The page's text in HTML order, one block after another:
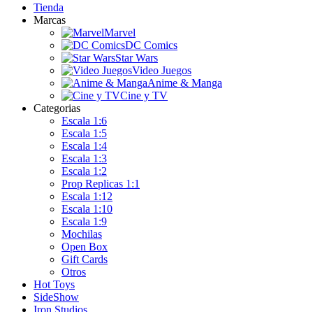
Tienda
Marcas
Marvel
DC Comics
Star Wars
Video Juegos
Anime & Manga
Cine y TV
Categorias
Escala 1:6
Escala 1:5
Escala 1:4
Escala 1:3
Escala 1:2
Prop Replicas 1:1
Escala 1:12
Escala 1:10
Escala 1:9
Mochilas
Open Box
Gift Cards
Otros
Hot Toys
SideShow
Iron Studios